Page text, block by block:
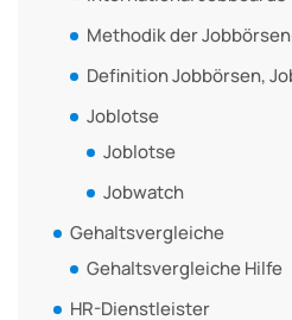
Methodik der
Definition Jobbörsen,
Joblotse
Joblotse
Jobwatch
Gehaltsvergleiche
Gehaltsvergleiche Hilfe
HR-Dienstleister